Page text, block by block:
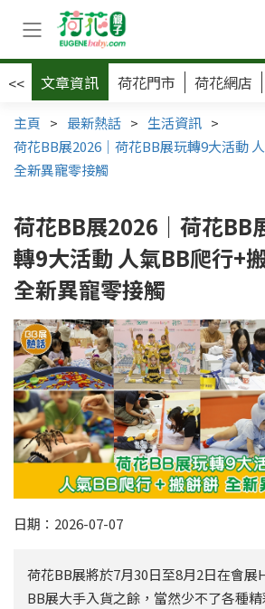
<< 文章資訊 荷花門市 荷花網店
主頁 > 最新熱話 > 生活資訊 >
荷花BB展2026｜荷花BB展玩轉9大活動
全新異寵零接觸
荷花BB展2026｜荷花BB
轉9大活動 人氣BB爬行+
全新異寵零接觸
日期：2026-07-07
荷花BB展將於7月30日至8月2日在會
BB展大手入貨之餘，當然少不了各種